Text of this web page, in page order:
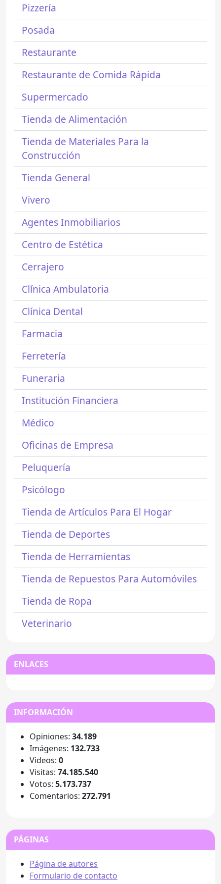
Pizzería
Posada
Restaurante
Restaurante de Comida Rápida
Supermercado
Tienda de Alimentación
Tienda de Materiales Para la
Construcción
Tienda General
Vivero
Agentes Inmobiliarios
Centro de Estética
Cerrajero
Clínica Ambulatoria
Clínica Dental
Farmacia
Ferretería
Funeraria
Institución Financiera
Médico
Oficinas de Empresa
Peluquería
Psicólogo
Tienda de Artículos Para El Hogar
Tienda de Deportes
Tienda de Herramientas
Tienda de Repuestos Para Automóviles
Tienda de Ropa
Veterinario
ENLACES
INFORMACIÓN
Opiniones: 34.189
Imágenes: 132.733
Videos: 0
Visitas: 74.185.540
Votos: 5.173.737
Comentarios: 272.791
PÁGINAS
Página de autores
Formulario de contacto